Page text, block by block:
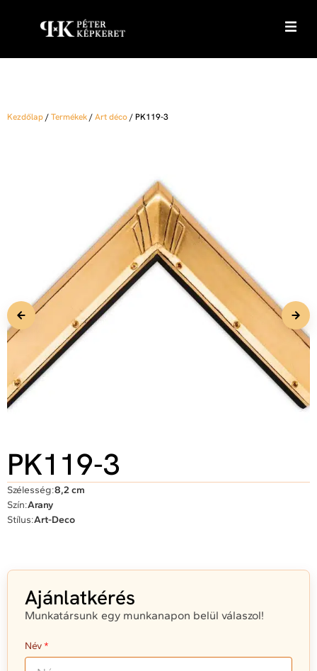
Kezdőlap/Termékek/Art déco/PK119-3
PK119-3
Szélesség:8,2 cm
Szín:Arany
Stílus:Art-Deco
Ajánlatkérés
Munkatársunk egy munkanapon belül válaszol!
Név